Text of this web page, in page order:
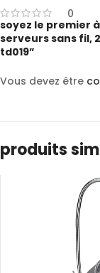
0
soyez le premier
serveurs sans fil,
td019”
Vous devez être
produits